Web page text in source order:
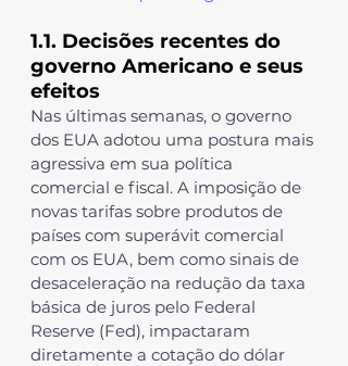
1.1. Decisões recentes do
governo Americano e seus
efeitos
Nas últimas semanas, o governo
dos EUA adotou uma postura mais
agressiva em sua política
comercial e fiscal. A imposição de
novas tarifas sobre produtos de
países com superávit comercial
com os EUA, bem como sinais de
desaceleração na redução da taxa
básica de juros pelo Federal
Reserve (Fed), impactaram
diretamente a cotação do dólar